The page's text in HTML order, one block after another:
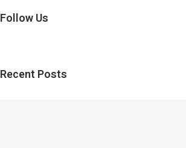
Follow Us
Recent Posts